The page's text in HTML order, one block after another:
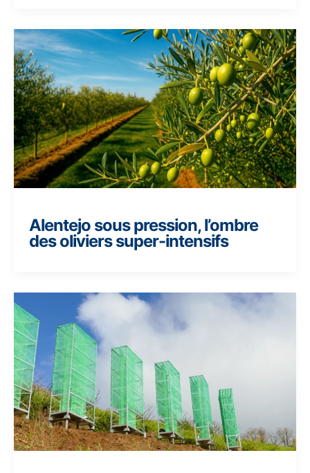
Alentejo sous pression, l’ombre
des oliviers super-intensifs